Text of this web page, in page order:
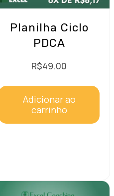
Planilha Ciclo
PDCA
R$49.00
Adicionar ao
carrinho